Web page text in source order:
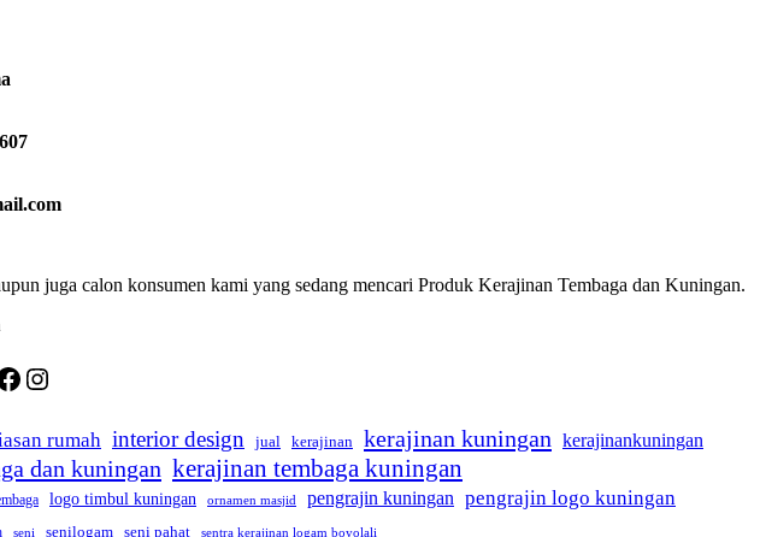
juga calon konsumen kami yang sedang mencari Produk Kerajinan Tembaga dan Kuningan.
Instagram
rumah interior design jual kerajinan kerajinan kuningan kerajinankuningan
dan kuningan kerajinan tembaga kuningan
logo timbul kuningan ornamen masjid pengrajin kuningan pengrajin logo kuningan
seni senilogam seni pahat sentra kerajinan logam boyolali